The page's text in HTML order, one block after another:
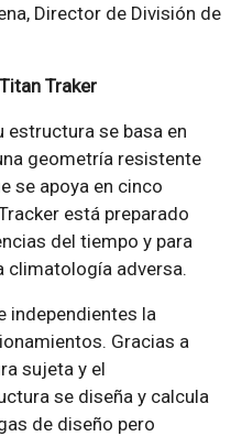
Director de División de
Traker
estructura se basa en
geometría resistente
se apoya en cinco
está preparado
del tiempo y para
climatología adversa.
independientes la
Gracias a
sujeta y el
se diseña y calcula
de diseño pero